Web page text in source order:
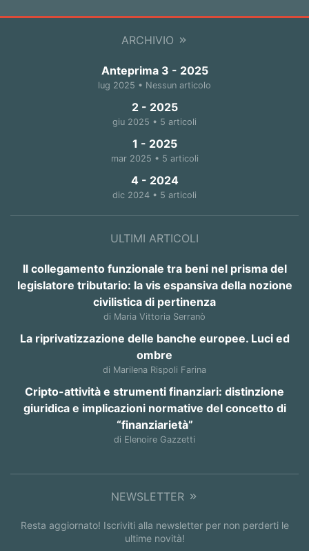
ARCHIVIO
Anteprima 3 - 2025
lug 2025 • Nessun articolo
2 - 2025
giu 2025 • 5 articoli
1 - 2025
mar 2025 • 5 articoli
4 - 2024
dic 2024 • 5 articoli
ULTIMI ARTICOLI
Il collegamento funzionale tra beni nel prisma del
legislatore tributario: la vis espansiva della nozione
civilistica di pertinenza
di Maria Vittoria Serranò
La riprivatizzazione delle banche europee. Luci ed
ombre
di Marilena Rispoli Farina
Cripto-attività e strumenti finanziari: distinzione
giuridica e implicazioni normative del concetto di
“finanziarietà”
di Elenoire Gazzetti
NEWSLETTER
Resta aggiornato! Iscriviti alla newsletter per non perderti le
ultime novità!